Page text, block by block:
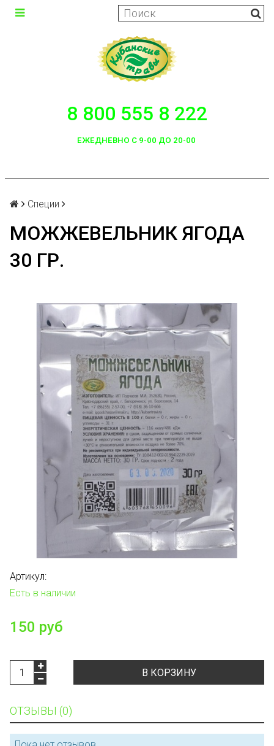
8 800 555 8 222
ЕЖЕДНЕВНО С 9-00 ДО 20-00
Специи
МОЖЖЕВЕЛЬНИК ЯГОДА
30 ГР.
Артикул:
Есть в наличии
150 руб
В КОРЗИНУ
ОТЗЫВЫ (0)